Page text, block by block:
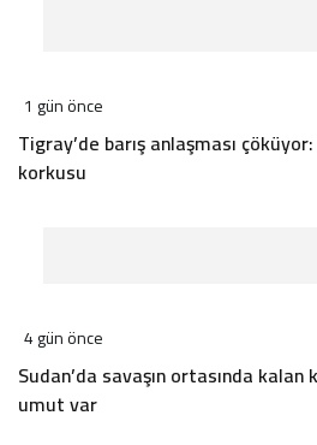
1 gün önce
Tigray’de barış anlaşması
korkusu
4 gün önce
Sudan’da savaşın ortasında
umut var